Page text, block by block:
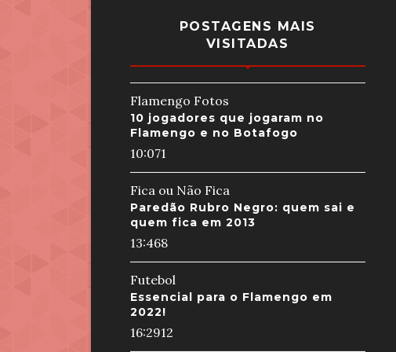
POSTAGENS MAIS
VISITADAS
Flamengo Fotos
10 jogadores que jogaram no
Flamengo e no Botafogo
10:071
Fica ou Não Fica
Paredão Rubro Negro: quem sai e
quem fica em 2013
13:468
Futebol
Essencial para o Flamengo em
2022!
16:2912